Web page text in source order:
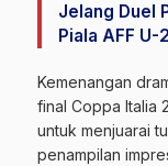
Jelang Duel
Piala AFF
Kemenangan
final Coppa Italia
untuk menjuarai
penampilan